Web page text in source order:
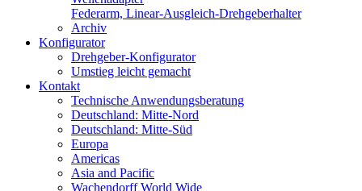
Federarm, Linear-Ausgleich-Drehgeberhalter
Archiv
Konfigurator
Drehgeber-Konfigurator
Umstieg leicht gemacht
Kontakt
Technische Anwendungsberatung
Deutschland: Mitte-Nord
Deutschland: Mitte-Süd
Europa
Americas
Asia and Pacific
Wachendorff World Wide